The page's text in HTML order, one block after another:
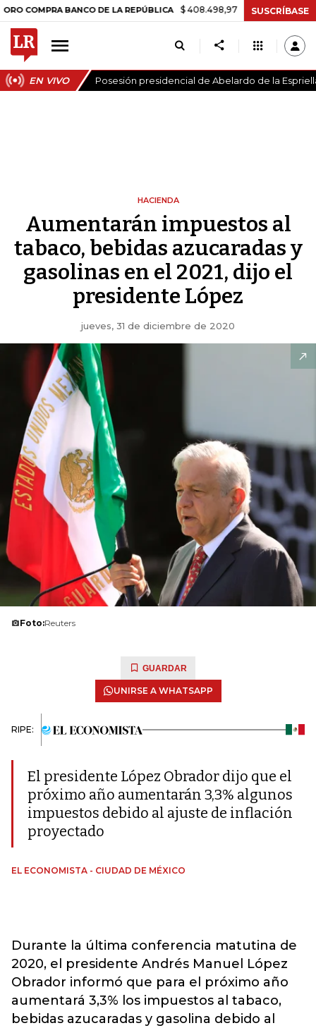
BANCO DE LA REPÚBLICA $ 408.498,97 +$ 8.753,81 +2,19%
SUSCRÍBASE
EN VIVO Posesión presidencial de Abelardo de la
HACIENDA
Aumentarán impuestos al
tabaco, bebidas azucaradas y
gasolinas en el 2021, dijo el
presidente López
jueves, 31 de diciembre de 2020
Foto:Reuters
GUARDAR
UNIRSE A WHATSAPP
RIPE:
El presidente López Obrador dijo que el
próximo año aumentarán 3,3% algunos
impuestos debido al ajuste de inflación
proyectado
EL ECONOMISTA - CIUDAD DE MÉXICO
Durante la última conferencia matutina de
2020, el presidente Andrés Manuel López
Obrador informó que para el próximo año
aumentará 3,3% los impuestos al tabaco,
bebidas azucaradas y gasolina debido al